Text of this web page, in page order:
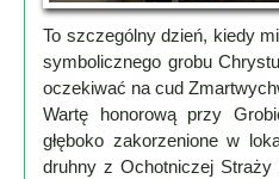
Instytucje
Organizacje
OSP
Cieklin
Noclegi
To szczególny dzień, kiedy
symbolicznego grobu
oczekiwać na cud
Wartę honorową przy
głęboko zakorzenione w
druhny z Ochotniczej Straży